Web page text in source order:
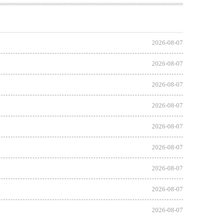
2026-08-07
2026-08-07
2026-08-07
2026-08-07
2026-08-07
2026-08-07
2026-08-07
2026-08-07
2026-08-07